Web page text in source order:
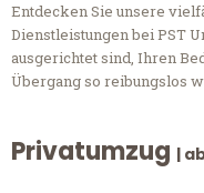
Entdecken Sie unsere
Dienstleistungen bei PST
ausgerichtet sind, Ihren
Übergang so reibungslos
Privatumzug |